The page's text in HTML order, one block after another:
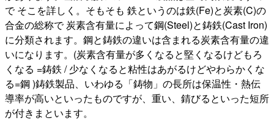
で そこを詳しく。そもそも 鉄というのは鉄(Fe)と炭素(C)の
合金の総称で 炭素含有量によって鋼(Steel)と鋳鉄(Cast Iron)
に分類されます。鋼と鋳鉄の違いは含まれる炭素含有量の違
いになります。(炭素含有量が多くなると堅くなるけどもろ
くなる =鋳鉄 / 少なくなると粘性はあがるけどやわらかくな
る=鋼 )鋳鉄製品、いわゆる「鋳物」の長所は保温性・熱伝
導率が高いといったものですが、重い、錆びるといった短所
が付きまといます。